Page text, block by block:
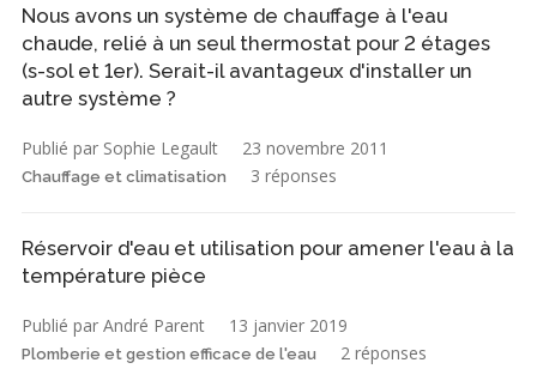
Nous avons un système de chauffage à l'eau
chaude, relié à un seul thermostat pour 2 étages
(s-sol et 1er). Serait-il avantageux d'installer un
autre système ?
Publié par Sophie Legault 23 novembre 2011
Chauffage et climatisation 3 réponses
Réservoir d'eau et utilisation pour amener l'eau à la
température pièce
Publié par André Parent 13 janvier 2019
Plomberie et gestion efficace de l'eau 2 réponses